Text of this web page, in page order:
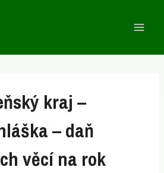
kraj –
– daň
věcí na rok